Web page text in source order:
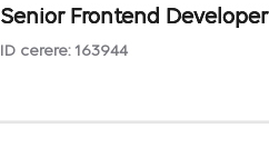
Senior Frontend Developer
ID cerere: 163944